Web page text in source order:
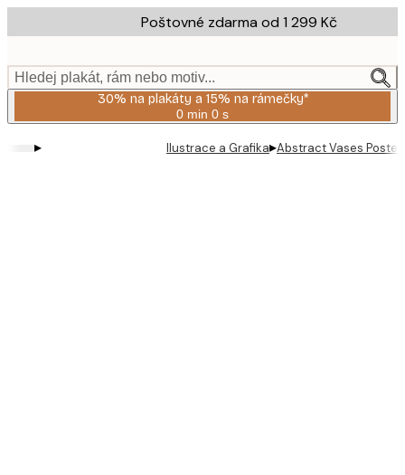
to
content.
Poštovné zdarma od 1 299 Kč
Hledej plakát, rám nebo motiv...
30% na plakáty a 15% na rámečky*
0 min 0 s
Platné
2026-
▸ Ilustrace a Grafika▸Abstract Vases Poster